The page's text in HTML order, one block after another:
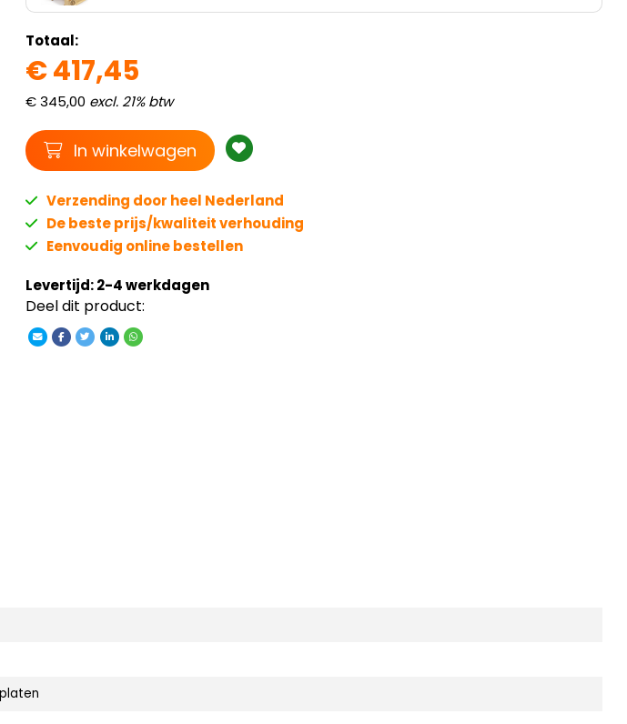
Totaal:
€417,45
€345,00 excl. 21% btw
Winkelwagen
In winkelwagen
Verzending door heel Nederland
De beste prijs/kwaliteit verhouding
Eenvoudig online bestellen
Levertijd: 2-4 werkdagen
Deel dit product: